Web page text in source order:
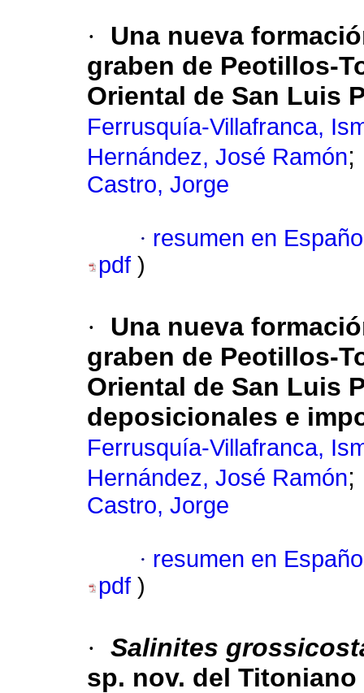
·
Una nueva
graben de Peotillos-
Oriental de San Luis
Ferrusquía-Villafranca,
Hernández, José Ramón;
Castro, Jorge
· resumen en
pdf )
·
Una nueva
graben de Peotillos-
Oriental de San Luis
deposicionales e
Ferrusquía-Villafranca,
Hernández, José Ramón;
Castro, Jorge
· resumen en
pdf )
· Salinites
sp. nov. del